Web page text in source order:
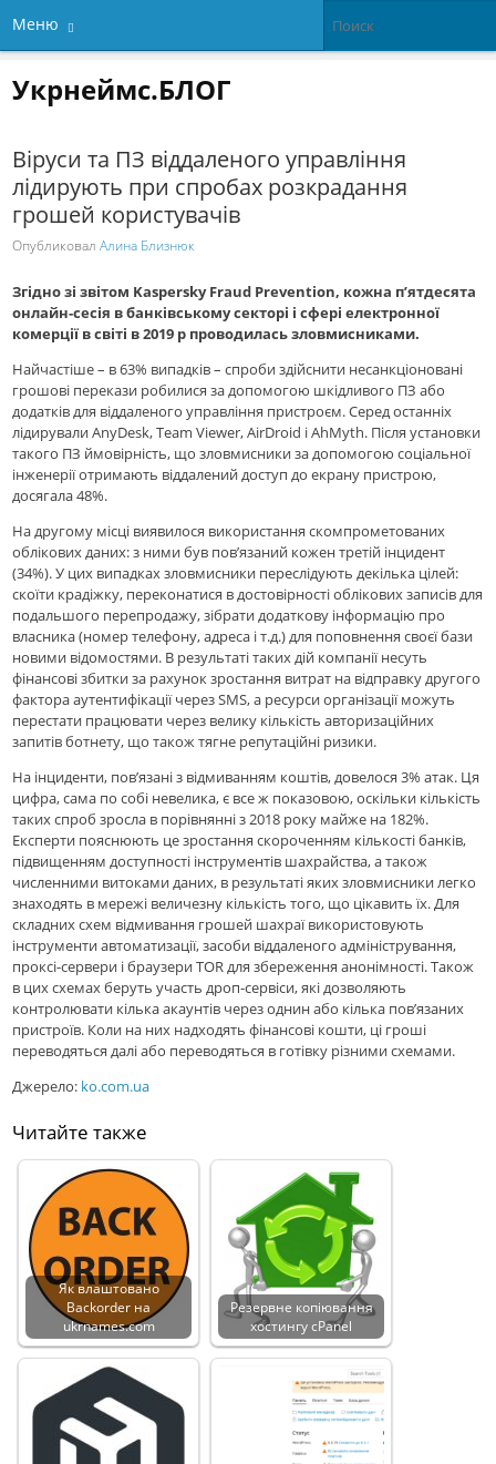
Меню
Укрнеймс.БЛОГ
Віруси та ПЗ віддаленого управління
лідирують при спробах розкрадання
грошей користувачів
ОпубликовалАлина Близнюк
Згідно зі звітом Kaspersky Fraud Prevention, кожна п’ятдесята
онлайн-сесія в банківському секторі і сфері електронної
комерції в світі в 2019 р проводилась зловмисниками.
Найчастіше – в 63% випадків – спроби здійснити несанкціоновані
грошові перекази робилися за допомогою шкідливого ПЗ або
додатків для віддаленого управління пристроєм. Серед останніх
лідирували AnyDesk, Team Viewer, AirDroid і AhMyth. Після установки
такого ПЗ ймовірність, що зловмисники за допомогою соціальної
інженерії отримають віддалений доступ до екрану пристрою,
досягала 48%.
На другому місці виявилося використання скомпрометованих
облікових даних: з ними був пов’язаний кожен третій інцидент
(34%). У цих випадках зловмисники переслідують декілька цілей:
скоїти крадіжку, переконатися в достовірності облікових записів для
подальшого перепродажу, зібрати додаткову інформацію про
власника (номер телефону, адреса і т.д.) для поповнення своєї бази
новими відомостями. В результаті таких дій компанії несуть
фінансові збитки за рахунок зростання витрат на відправку другого
фактора аутентифікації через SMS, а ресурси організації можуть
перестати працювати через велику кількість авторизаційних
запитів ботнету, що також тягне репутаційні ризики.
На інциденти, пов’язані з відмиванням коштів, довелося 3% атак. Ця
цифра, сама по собі невелика, є все ж показовою, оскільки кількість
таких спроб зросла в порівнянні з 2018 року майже на 182%.
Експерти пояснюють це зростання скороченням кількості банків,
підвищенням доступності інструментів шахрайства, а також
численними витоками даних, в результаті яких зловмисники легко
знаходять в мережі величезну кількість того, що цікавить їх. Для
складних схем відмивання грошей шахраї використовують
інструменти автоматизації, засоби віддаленого адміністрування,
проксі-сервери і браузери TOR для збереження анонімності. Також
в цих схемах беруть участь дроп-сервіси, які дозволяють
контролювати кілька акаунтів через однин або кілька пов’язаних
пристроїв. Коли на них надходять фінансові кошти, ці гроші
переводяться далі або переводяться в готівку різними схемами.
Джерело: ko.com.ua
Читайте также
Як влаштовано
Backorder на
ukrnames.com
Резервне копіювання
хостингу cPanel